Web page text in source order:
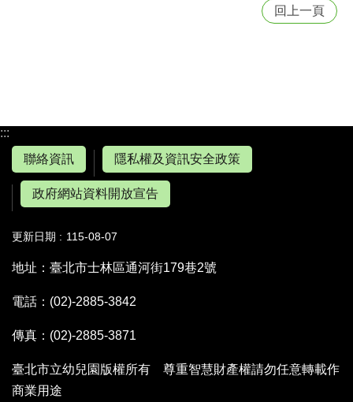
回上一頁
:::
聯絡資訊
隱私權及資訊安全政策
政府網站資料開放宣告
更新日期 115-08-07
地址：臺北市士林區通河街179巷2號
電話：(02)-2885-3842
傳真：(02)-2885-3871
臺北市立幼兒園版權所有 尊重智慧財產權請勿任意轉載作
商業用途